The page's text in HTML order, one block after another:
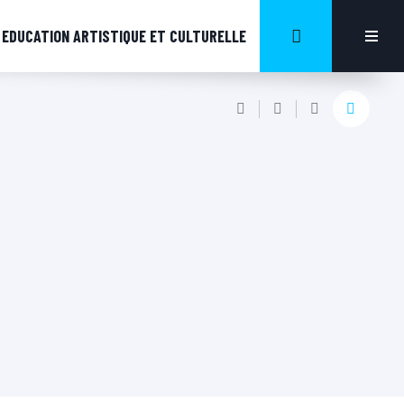
EDUCATION ARTISTIQUE ET CULTURELLE